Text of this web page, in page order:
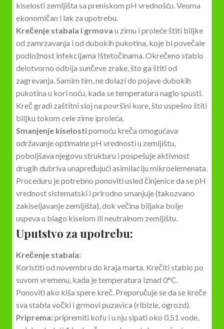
kiselosti zemljišta sa preniskom pH vrednošću. Veoma
ekonomičan i lak za upotrebu.
Krečenje stabala i grmova u zimu i proleće štiti biljke
od zamrzavanja i od dubokih pukotina, koje bi povečale
podložnost infekcijama Ištetočinama. Okrečeno stablo
delotvorno odbija sunčeve zrake, što ga štiti od
zagrevanja. Samim tim, ne dolazi do pojave dubokih
pukotina u kori noću, kada se temperatura naglo spusti.
Kreč gradi zaštitni sloj na površini kore, što uspešno štiti
biljku tokom cele zime iproleća.
Smanjenje kiselostipomoću kreča omogućava
održavanje optimalne pH vrednosti u zemljištu,
poboljšava njegovu strukturu i pospešuje aktivnost
drugih dubriva unapređujući asimilaciju mikroelemenata.
Proceduru je potrebno ponoviti usled činjenice da se pH
vrednost sistematski i prirodno smanjuje (takozvano
zakiseljavanje zemljišta), dok večina biljaka bolje
uspeva u blago kiselom ili neutralnom zemljištu.
Uputstvo za upotrebu:
Krečenje stabala:
Koristiti od novembra do kraja marta. Krečiti stablo po
suvom vremenu, kada je temperatura iznad 0°C.
Ponoviti ako kiša spere kreč. Preporučuje se da se kreče
sva stabla vočki i grmovi puzavica (ribizle, ogrozd).
Priprema:pripremiti kofu i u nju sipati oko 0,51 vode,